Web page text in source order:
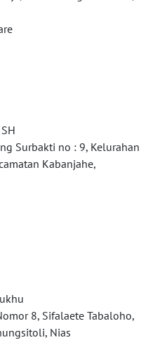
Surbakti no : 9, Kelurahan
Kabanjahe,
8, Sifalaete Tabaloho,
Nias